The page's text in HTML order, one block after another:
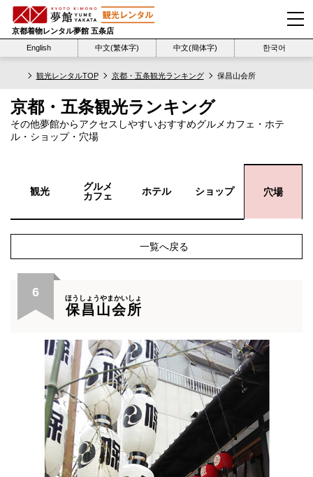
京都着物レンタル夢館 五条店
English
中文(繁体字) 中文(簡体字) 한국어
観光レンタルTOP 京都・五条観光ランキング 保昌山会所
京都・五条観光ランキング
その他夢館からアクセスしやすいおすすめグルメカフェ・ホテ
ル・ショップ・穴場
観光
グルメ
カフェ
ホテル ショップ 穴場
一覧へ戻る
6
保昌山会所
ほうしょうやまかいしょ